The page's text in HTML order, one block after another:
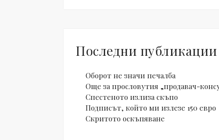
Последни публикации
Оборот не значи печалба
Още за прословутия „продавач-
Спестеното излиза скъпо
Подписът, който ми излезе 150 евро
Скритото оскъпяване